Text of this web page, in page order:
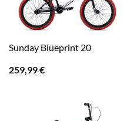
Sunday Blueprint 20
259,99€